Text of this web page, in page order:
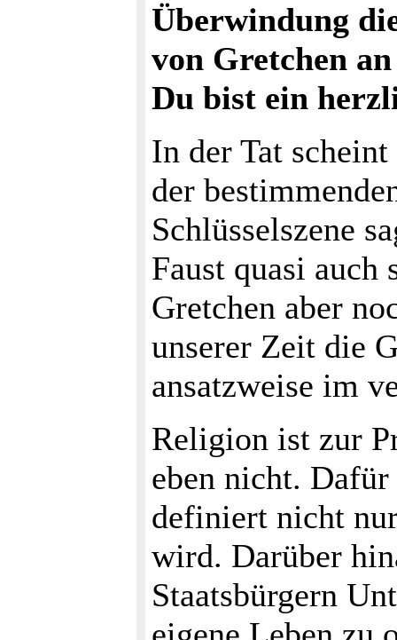
Überwindung
von Gretchen
Du bist ein
In der Tat
der
Schlüsselszene
Faust quasi
Gretchen aber
unserer Zeit die
ansatzweise im
Religion ist zur
eben nicht.
definiert nicht
wird. Darüber
Staatsbürgern